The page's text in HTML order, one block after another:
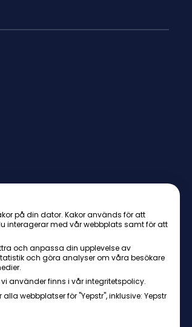
・Arenavägen 39, 121 77 Johanneshov
på din dator. Kakor används för att
interagerar med vår webbplats samt för att
och anpassa din upplevelse av
och göra analyser om våra besökare
använder finns i vår integritetspolicy.
webbplatser för "Yepstr", inklusive: Yepstr